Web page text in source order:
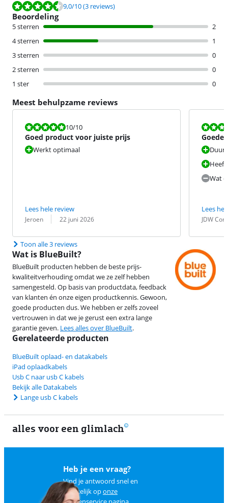
Beoordeling is 9,0 van de 10, gebaseerd op 3 reviews.
9,0/10(3 reviews)
Beoordeling
5 sterren
2
4 sterren
1
3 sterren
0
2 sterren
0
1 ster
0
Meest behulpzame reviews
Beoordeling is 10 van de 10.
10/10
Goed product voor juiste prijs
Werkt optimaal
Lees hele review
Beoordeling door:
Jeroen
Datum: 22 juni 2026
Goede
Wat
Lees
JDW
Datum:
Toon alle 3 reviews
Wat is BlueBuilt?
BlueBuilt producten hebben de beste prijs-
kwaliteitverhouding omdat we ze zelf hebben
samengesteld. Op basis van productdata, feedback
van klanten én onze eigen productkennis. Gewoon,
goede producten dus. We hebben er zelfs zoveel
vertrouwen in dat we je gerust een extra lange
garantie geven. Lees alles over BlueBuilt.
Gerelateerde producten
BlueBuilt oplaad- en datakabels
iPad oplaadkabels
Usb C naar usb C kabels
Bekijk alle Datakabels
Lange usb C kabels
alles voor een glimlach
Heb je een vraag?
Vind je antwoord snel en
makkelijk oponze